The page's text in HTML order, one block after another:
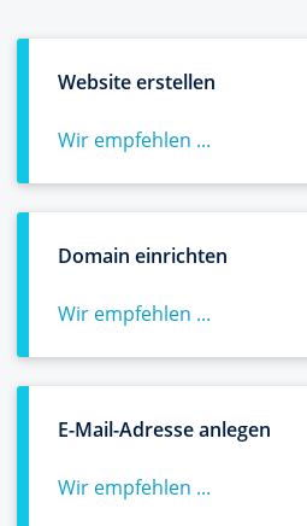
Website erstellen
Wir empfehlen ...
Domain einrichten
Wir empfehlen ...
E-Mail-Adresse anlegen
Wir empfehlen ...